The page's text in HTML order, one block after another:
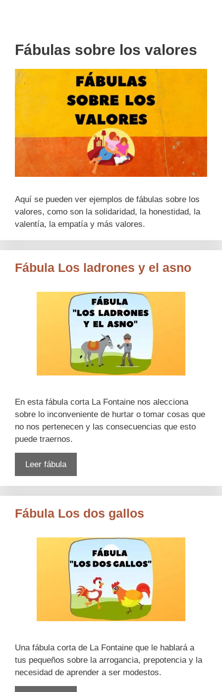
Fábulas sobre los valores
Aquí se pueden ver ejemplos de fábulas sobre los
valores, como son la solidaridad, la honestidad, la
valentía, la empatía y más valores.
Fábula Los ladrones y el asno
En esta fábula corta La Fontaine nos alecciona
sobre lo inconveniente de hurtar o tomar cosas que
no nos pertenecen y las consecuencias que esto
puede traernos.
Leer fábula
Fábula Los dos gallos
Una fábula corta de La Fontaine que le hablará a
tus pequeños sobre la arrogancia, prepotencia y la
necesidad de aprender a ser modestos.